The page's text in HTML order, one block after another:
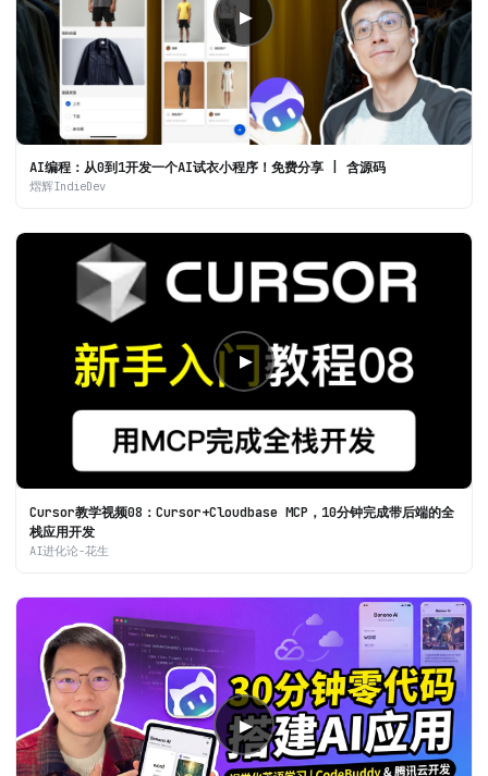
▶
AI编程：从0到1开发一个AI试衣小程序！免费分享 | 含源码
熠辉IndieDev
▶
Cursor教学视频08：Cursor+Cloudbase MCP，10分钟完成带后端的全
栈应用开发
AI进化论-花生
▶